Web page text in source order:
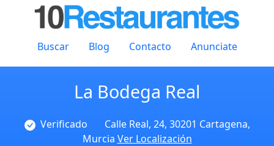
Buscar Blog Contacto Anunciate
La Bodega Real
Verificado
Calle Real, 24, 30201 Cartagena,
Murcia Ver Localización